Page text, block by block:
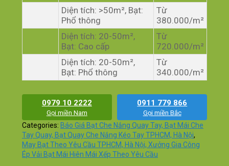
Diện tích: >50m², Bạt:
Phổ thông
Từ
380.000/m²
Diện tích: 20-50m²,
Bạt: Cao cấp
Từ
720.000/m²
Diện tích: 20-50m²,
Bạt: Phổ thông
Từ
340.000/m²
0979 10 2222
Gọi miền Nam
0911 779 866
Gọi miền Bắc
Categories: Báo Giá Bạt Che Nắng Quay Tay, Bạt Mái Che
Tay Quay, Bạt Quay Che Nắng Kéo Tay TPHCM, Hà Nội,
May Bạt Theo Yêu Cầu TPHCM, Hà Nội, Xưởng Gia Công
Ép Vải Bạt Mái Hiên Mái Xếp Theo Yêu Cầu